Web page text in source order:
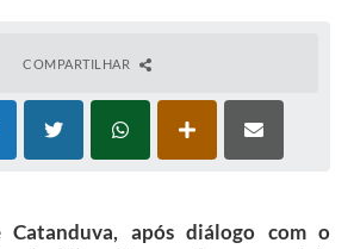
COMPARTILHAR
após diálogo com o